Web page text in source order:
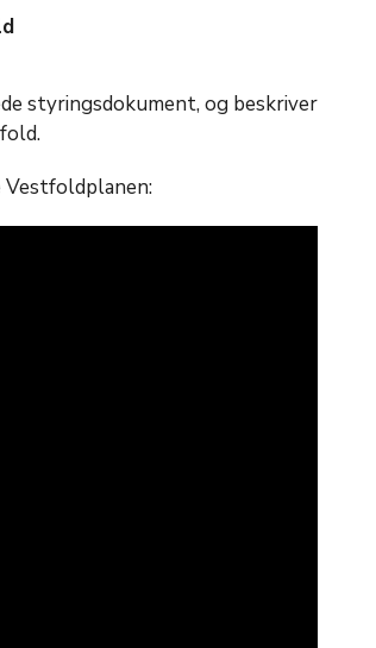
styringsdokument, og beskriver